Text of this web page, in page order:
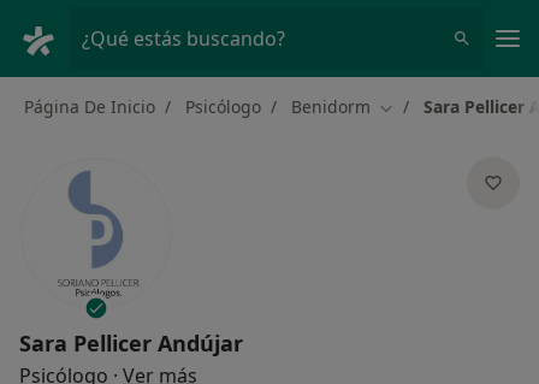
¿Qué estás buscando?
Página De Inicio Psicólogo Benidorm Cambiar de ciudad
Sara Pellicer
Sara Pellicer Andújar
Psicólogo · Ver más